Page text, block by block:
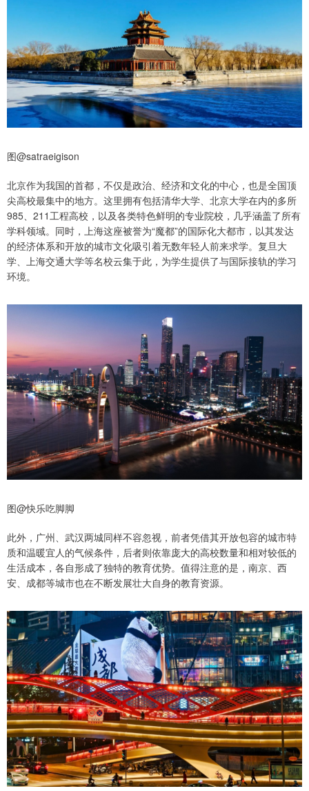
图@satraeigison
北京作为我国的首都，不仅是政治、经济和文化的中心，也是全国顶
尖高校最集中的地方。这里拥有包括清华大学、北京大学在内的多所
985、211工程高校，以及各类特色鲜明的专业院校，几乎涵盖了所有
学科领域。同时，上海这座被誉为“魔都”的国际化大都市，以其发达
的经济体系和开放的城市文化吸引着无数年轻人前来求学。复旦大
学、上海交通大学等名校云集于此，为学生提供了与国际接轨的学习
环境。
图@快乐吃脚脚
此外，广州、武汉两城同样不容忽视，前者凭借其开放包容的城市特
质和温暖宜人的气候条件，后者则依靠庞大的高校数量和相对较低的
生活成本，各自形成了独特的教育优势。值得注意的是，南京、西
安、成都等城市也在不断发展壮大自身的教育资源。